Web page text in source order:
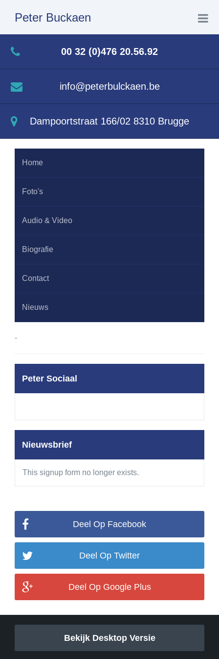
Peter Buckaen
Home
Audio & Video
Contact
Nieuws
00 32 (0)476 20.56.92
info@peterbulckaen.be
Dampoortstraat 166/02 8310 Brugge
Home
Foto's
Audio & Video
Biografie
Contact
Nieuws
-
Peter Sociaal
Nieuwsbrief
This signup form no longer exists.
Deel Op Facebook
Deel Op Twitter
Deel Op Google Plus
Bekijk Desktop Versie